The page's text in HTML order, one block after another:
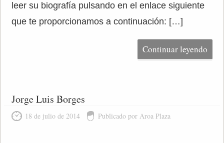
leer su biografía pulsando en el enlace siguiente
que te proporcionamos a continuación: […]
Continuar leyendo
Jorge Luis Borges
18 de julio de 2014 Publicado por Aroa Plaza